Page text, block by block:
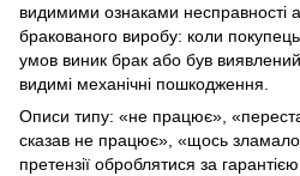
видимими ознаками несправності
бракованого виробу: коли
умов виник брак або був
видимі механічні пошкодження.
Описи типу: «не працює»,
сказав не працює», «щось
претензії оброблятися за